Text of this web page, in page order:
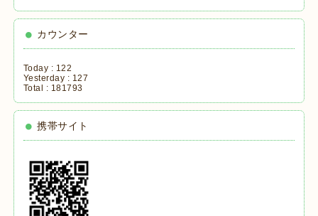
カウンター
Today : 122
Yesterday : 127
Total : 181793
携帯サイト